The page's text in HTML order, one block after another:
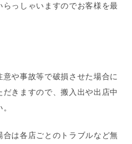
っしゃいますのでお客様を最
や事故等で破損させた場合に
きますので、搬入出や出店中
合は各店ごとのトラブルなど無